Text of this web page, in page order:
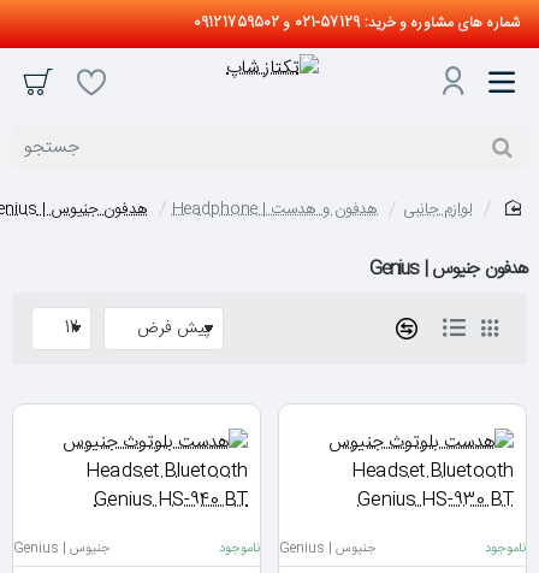
شماره های مشاوره و خرید: 57129-021 و 09121759502
جستجو
لوازم جانبی هدفون و هدست | Headphone هدفون جنیوس | Genius
هدفون جنیوس | Genius
ناموجود جنیوس | Genius ناموجود جنیوس | Genius